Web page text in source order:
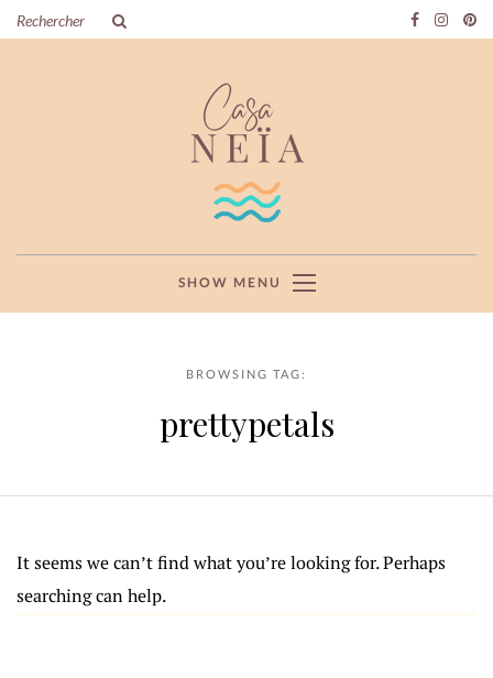
SHOW MENU
BROWSING TAG:
prettypetals
It seems we can’t find what you’re looking for. Perhaps
searching can help.